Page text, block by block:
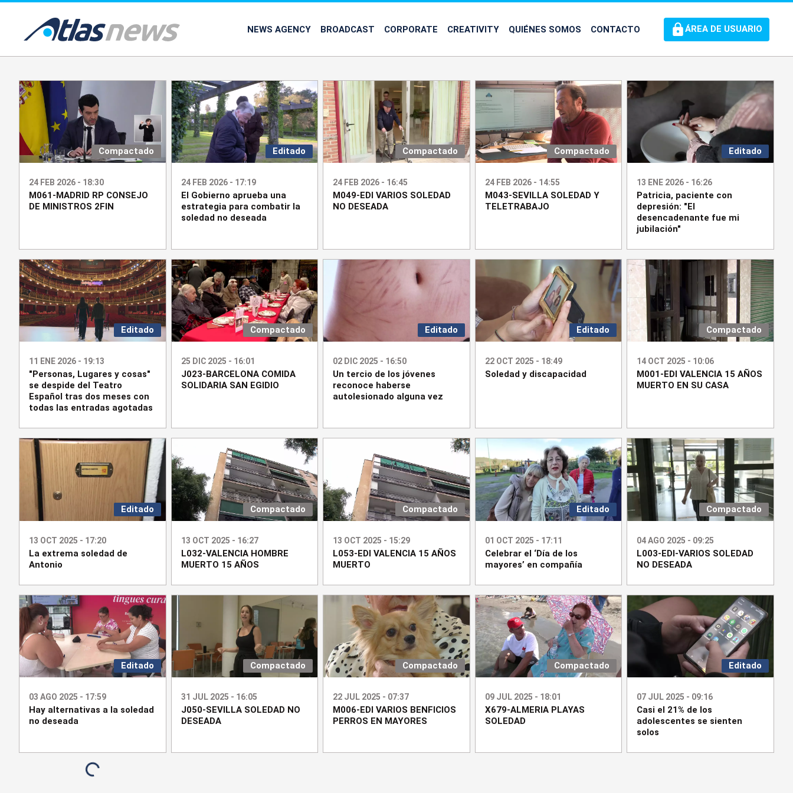
common.go-to-content
NEWS AGENCY BROADCAST CORPORATE CREATIVITY QUIÉNES SOMOS CONTACTO ÁREA DE USUARIO
Compactado
24 FEB 2026 - 18:30
M061-MADRID RP CONSEJO
DE MINISTROS 2FIN
Editado
24 FEB 2026 - 17:19
El Gobierno aprueba una
estrategia para combatir la
soledad no deseada
Compactado
24 FEB 2026 - 16:45
M049-EDI VARIOS SOLEDAD
NO DESEADA
Compactado
24 FEB 2026 - 14:55
M043-SEVILLA SOLEDAD Y
TELETRABAJO
Editado
13 ENE 2026 - 16:26
Patricia, paciente con
depresión: "El
desencadenante fue mi
jubilación"
Editado
11 ENE 2026 - 19:13
"Personas, Lugares y cosas"
se despide del Teatro
Español tras dos meses con
todas las entradas agotadas
Compactado
25 DIC 2025 - 16:01
J023-BARCELONA COMIDA
SOLIDARIA SAN EGIDIO
Editado
02 DIC 2025 - 16:50
Un tercio de los jóvenes
reconoce haberse
autolesionado alguna vez
Editado
22 OCT 2025 - 18:49
Soledad y discapacidad
Compactado
14 OCT 2025 - 10:06
M001-EDI VALENCIA 15 AÑOS
MUERTO EN SU CASA
Editado
13 OCT 2025 - 17:20
La extrema soledad de
Antonio
Compactado
13 OCT 2025 - 16:27
L032-VALENCIA HOMBRE
MUERTO 15 AÑOS
Compactado
13 OCT 2025 - 15:29
L053-EDI VALENCIA 15 AÑOS
MUERTO
Editado
01 OCT 2025 - 17:11
Celebrar el ‘Día de los
mayores’ en compañía
Compactado
04 AGO 2025 - 09:25
L003-EDI-VARIOS SOLEDAD
NO DESEADA
Editado
03 AGO 2025 - 17:59
Hay alternativas a la soledad
no deseada
Compactado
31 JUL 2025 - 16:05
J050-SEVILLA SOLEDAD NO
DESEADA
Compactado
22 JUL 2025 - 07:37
M006-EDI VARIOS BENFICIOS
PERROS EN MAYORES
Compactado
09 JUL 2025 - 18:01
X679-ALMERIA PLAYAS
SOLEDAD
Editado
07 JUL 2025 - 09:16
Casi el 21% de los
adolescentes se sienten
solos